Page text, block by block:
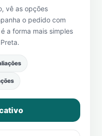
vê as opções
o pedido com
a forma mais simples
.